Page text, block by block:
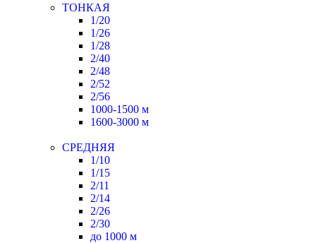
ТОНКАЯ
1/20
1/26
1/28
2/40
2/48
2/52
2/56
1000-1500 м
1600-3000 м
СРЕДНЯЯ
1/10
1/15
2/11
2/14
2/26
2/30
до 1000 м